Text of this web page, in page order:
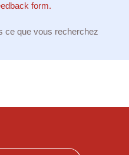
form.
ce que vous recherchez